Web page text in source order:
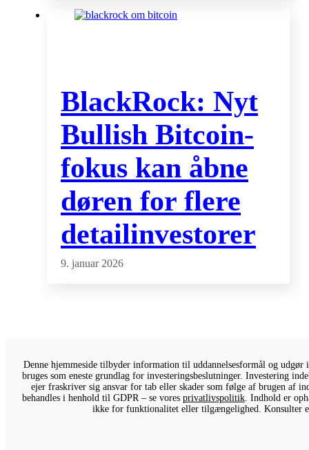
BlackRock: Nyt
Bullish Bitcoin-
fokus kan åbne
døren for flere
detailinvestorer
9. januar 2026
Denne hjemmeside tilbyder information til uddannelsesformål og
bruges som eneste grundlag for investeringsbeslutninger. Investering
ejer fraskriver sig ansvar for tab eller skader som følge af brugen af
behandles i henhold til GDPR – se vores privatlivspolitik. Indhold er
ikke for funktionalitet eller tilgængelighed. Konsulter